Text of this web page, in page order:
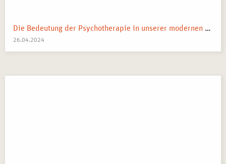
Die Bedeutung der Psychotherapie in unserer modernen Gesellschaft
26.04.2024